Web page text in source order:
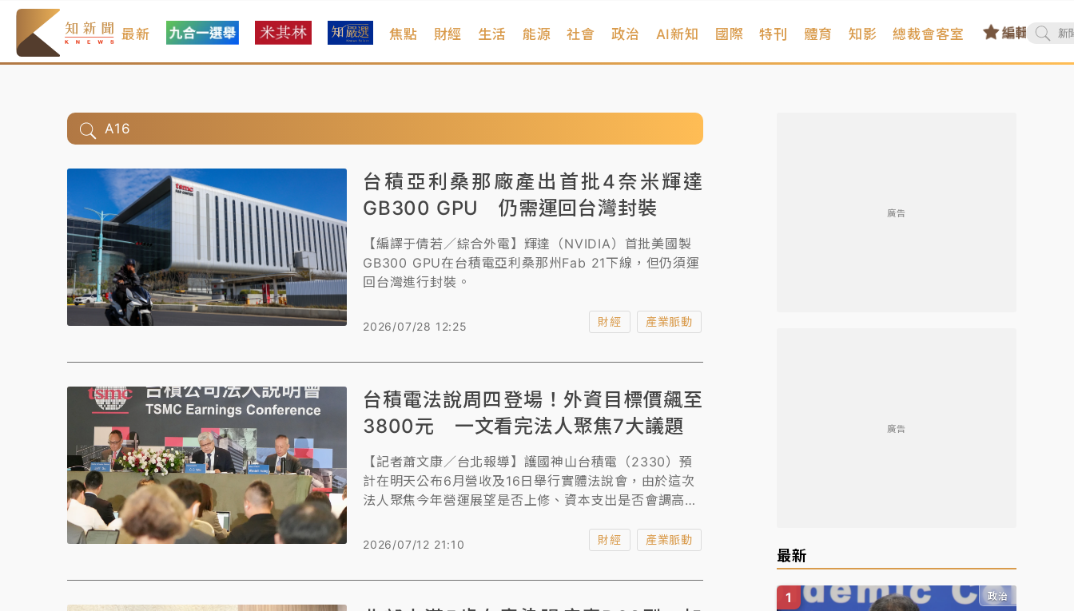
最新 焦點 財經 生活 能源 社會 政治 AI新知 國際 特刊 體育 知影 總裁會客室
A16
台積亞利桑那廠產出首批4奈米輝達
GB300 GPU 仍需運回台灣封裝
【編譯于倩若／綜合外電】輝達（NVIDIA）首批美國製
GB300 GPU在台積電亞利桑那州Fab 21下線，但仍須運
回台灣進行封裝。
2026/07/28 12:25 財經 產業脈動
台積電法說周四登場！外資目標價飆至
3800元 一文看完法人聚焦7大議題
【記者蕭文康／台北報導】護國神山台積電（2330）預
計在明天公布6月營收及16日舉行實體法說會，由於這次
法人聚焦今年營運展望是否上修、資本支出是否會調高、
及產能建置、調漲代工價格及如何面對三星及英特爾的搶
2026/07/12 21:10 財經 產業脈動
廣告
廣告
最新
政治